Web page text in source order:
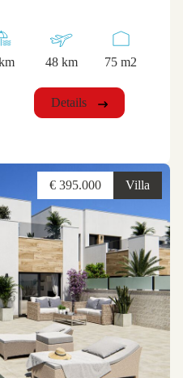
48 km 75 m2
Details
Villa
€ 395.000